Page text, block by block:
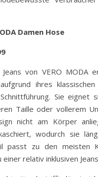
Damen Hose
von VERO MODA
ihres
Sie eignet
Taille oder vollerem
nicht am Körper
wodurch sie
passt zu den meisten
einer relativ inklusiven